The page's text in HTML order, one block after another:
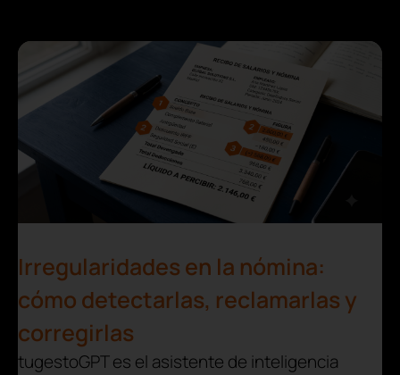
Irregularidades en la nómina:
cómo detectarlas, reclamarlas y
corregirlas
tugestoGPT es el asistente de inteligencia